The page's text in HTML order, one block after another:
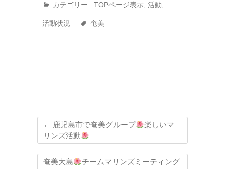
カテゴリー : TOPページ表示 活動
活動状況 奄美
← 鹿児島市で奄美グループ
楽しいマ
リンズ活動
奄美大島
チームマリンズミーティング